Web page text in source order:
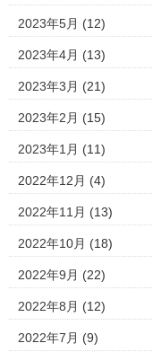
2023年5月 (12)
2023年4月 (13)
2023年3月 (21)
2023年2月 (15)
2023年1月 (11)
2022年12月 (4)
2022年11月 (13)
2022年10月 (18)
2022年9月 (22)
2022年8月 (12)
2022年7月 (9)